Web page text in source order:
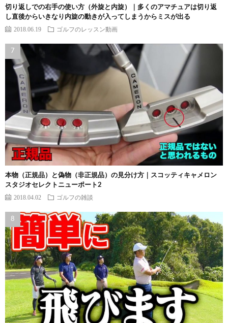
切り返しでの右手の使い方（外旋と内旋）｜多くのアマチュアは切り返
し直後からいきなり内旋の動きが入ってしまうからミスが出る
2018.06.19 ゴルフのレッスン動画
本物（正規品）と偽物（非正規品）の見分け方｜スコッティキャメロン
スタジオセレクトニューポート2
2018.04.02 ゴルフの雑談